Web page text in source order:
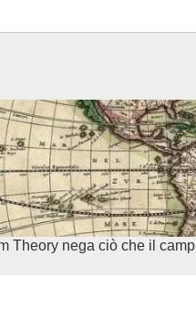
Theory nega ciò che il